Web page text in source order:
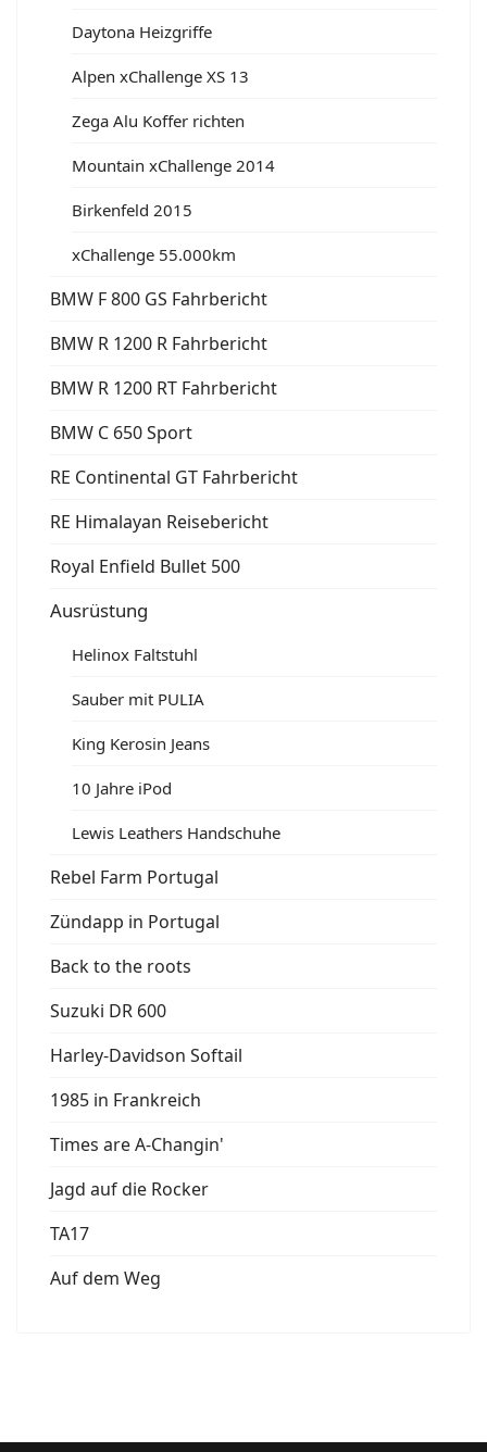
Daytona Heizgriffe
Alpen xChallenge XS 13
Zega Alu Koffer richten
Mountain xChallenge 2014
Birkenfeld 2015
xChallenge 55.000km
BMW F 800 GS Fahrbericht
BMW R 1200 R Fahrbericht
BMW R 1200 RT Fahrbericht
BMW C 650 Sport
RE Continental GT Fahrbericht
RE Himalayan Reisebericht
Royal Enfield Bullet 500
Ausrüstung
Helinox Faltstuhl
Sauber mit PULIA
King Kerosin Jeans
10 Jahre iPod
Lewis Leathers Handschuhe
Rebel Farm Portugal
Zündapp in Portugal
Back to the roots
Suzuki DR 600
Harley-Davidson Softail
1985 in Frankreich
Times are A-Changin'
Jagd auf die Rocker
TA17
Auf dem Weg